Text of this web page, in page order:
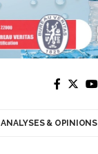
ANALYSES & OPINIONS